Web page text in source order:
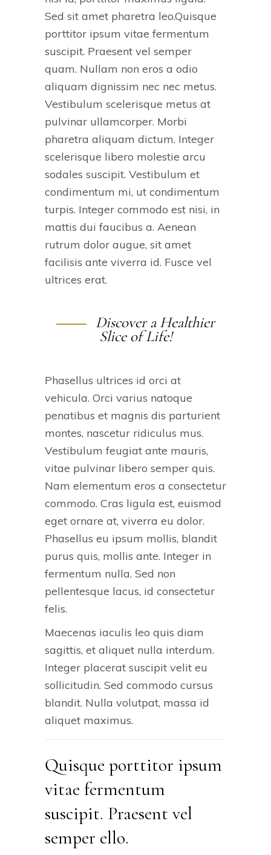
Sed sit amet pharetra leo.Quisque
porttitor ipsum vitae fermentum
suscipit. Praesent vel semper
quam. Nullam non eros a odio
aliquam dignissim nec nec metus.
Vestibulum scelerisque metus at
pulvinar ullamcorper. Morbi
pharetra aliquam dictum. Integer
scelerisque libero molestie arcu
sodales suscipit. Vestibulum et
condimentum mi, ut condimentum
turpis. Integer commodo est nisi, in
mattis dui faucibus a. Aenean
rutrum dolor augue, sit amet
facilisis ante viverra id. Fusce vel
ultrices erat.
Discover a Healthier
Slice of Life!
Phasellus ultrices id orci at
vehicula. Orci varius natoque
penatibus et magnis dis parturient
montes, nascetur ridiculus mus.
Vestibulum feugiat ante mauris,
vitae pulvinar libero semper quis.
Nam elementum eros a consectetur
commodo. Cras ligula est, euismod
eget ornare at, viverra eu dolor.
Phasellus eu ipsum mollis, blandit
purus quis, mollis ante. Integer in
fermentum nulla. Sed non
pellentesque lacus, id consectetur
felis.
Maecenas iaculis leo quis diam
sagittis, et aliquet nulla interdum.
Integer placerat suscipit velit eu
sollicitudin. Sed commodo cursus
blandit. Nulla volutpat, massa id
aliquet maximus.
Quisque porttitor ipsum
vitae fermentum
suscipit. Praesent vel
semper ello.